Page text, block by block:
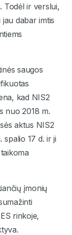
Todėl ir verslui,
dabar imtis
saugos
kad NIS2
nuo 2018 m.
aktus NIS2
17 d. ir ji
įmonių
rinkoje,